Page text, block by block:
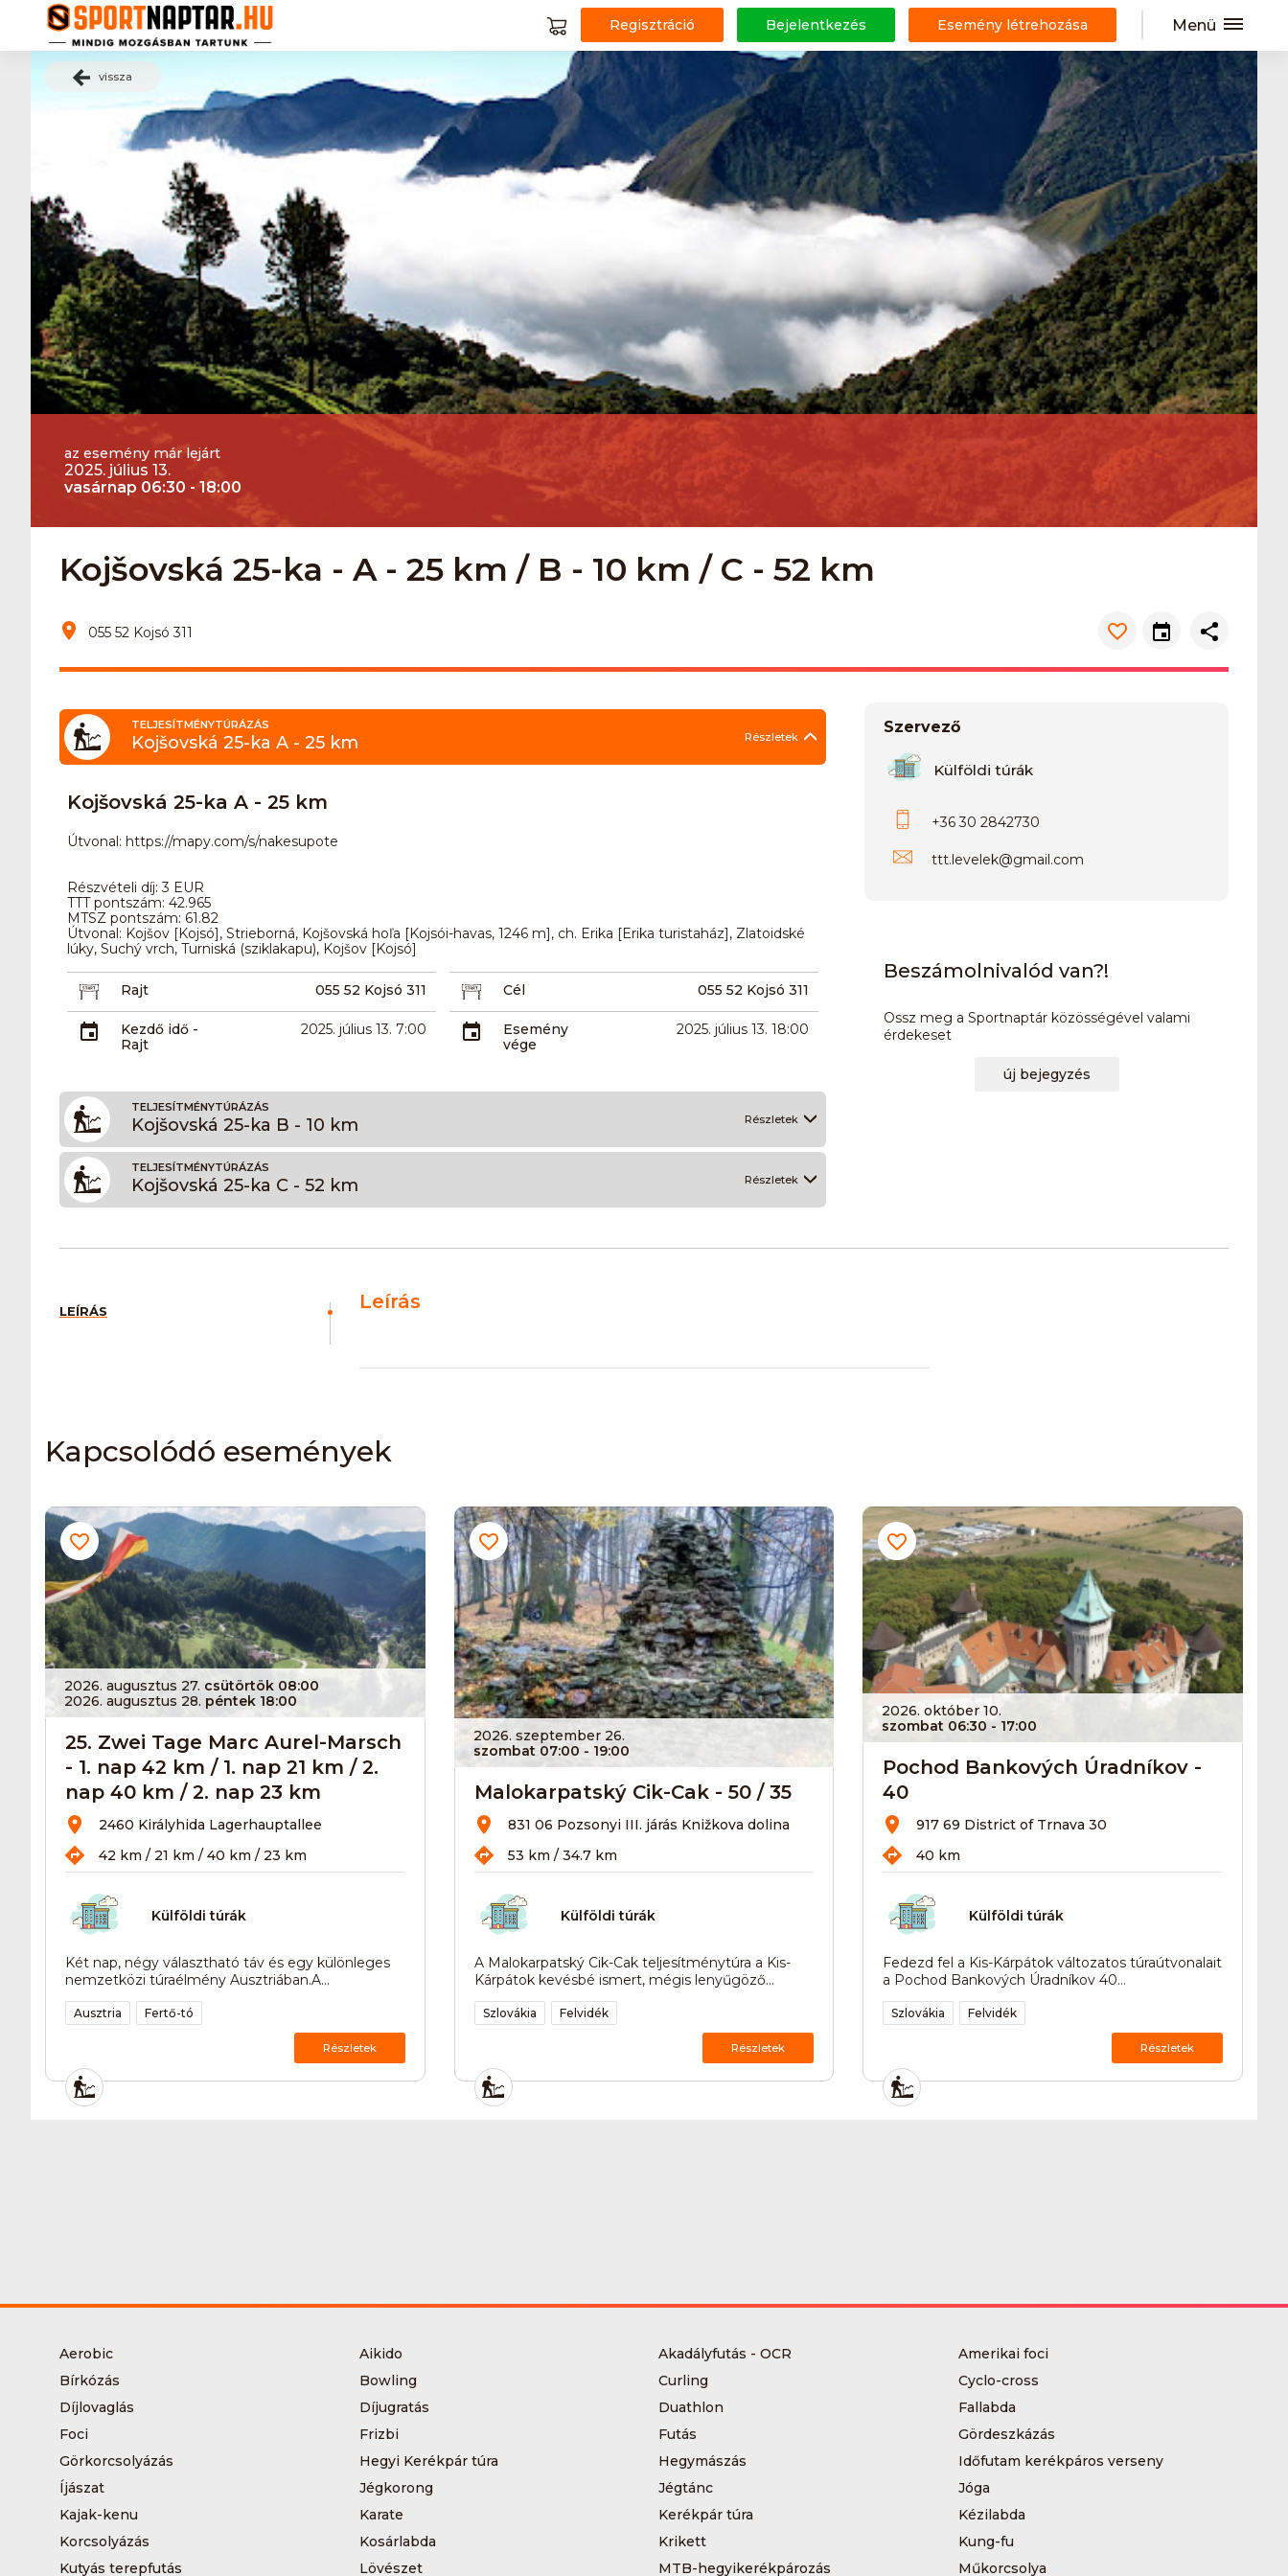
Regisztráció Bejelentkezés Esemény létrehozása Menü
vissza
az esemény már lejárt
2025. július 13.
vasárnap 06:30 - 18:00
Kojšovská 25-ka - A - 25 km / B - 10 km / C - 52 km
055 52 Kojsó 311
TELJESÍTMÉNYTÚRÁZÁS
Kojšovská 25-ka A - 25 km Részletek
Kojšovská 25-ka A - 25 km
Útvonal: https://mapy.com/s/nakesupote
Részvételi díj: 3 EUR
TTT pontszám: 42.965
MTSZ pontszám: 61.82
Útvonal: Kojšov [Kojsó], Strieborná, Kojšovská hoľa [Kojsói-havas, 1246 m], ch. Erika [Erika turistaház], Zlatoidské
lúky, Suchý vrch, Turniská (sziklakapu), Kojšov [Kojsó]
Rajt 055 52 Kojsó 311 Cél 055 52 Kojsó 311
Kezdő idő -
Rajt
2025. július 13. 7:00
Esemény
vége
2025. július 13. 18:00
TELJESÍTMÉNYTÚRÁZÁS
Kojšovská 25-ka B - 10 km Részletek
TELJESÍTMÉNYTÚRÁZÁS
Kojšovská 25-ka C - 52 km Részletek
Szervező
Külföldi túrák
+36 30 2842730
ttt.levelek@gmail.com
Beszámolnivalód van?!
Ossz meg a Sportnaptár közösségével valami
érdekeset
új bejegyzés
LEÍRÁS Leírás
Kapcsolódó események
2026. augusztus 27. csütörtök 08:00
2026. augusztus 28. péntek 18:00
25. Zwei Tage Marc Aurel-Marsch
- 1. nap 42 km / 1. nap 21 km / 2.
nap 40 km / 2. nap 23 km
2460 Királyhida Lagerhauptallee
42 km / 21 km / 40 km / 23 km
Külföldi túrák
Két nap, négy választható táv és egy különleges
nemzetközi túraélmény Ausztriában.A...
Ausztria Fertő-tó
Részletek
2026. szeptember 26.
szombat 07:00 - 19:00
Malokarpatský Cik-Cak - 50 / 35
831 06 Pozsonyi III. járás Knižkova dolina
53 km / 34.7 km
Külföldi túrák
A Malokarpatský Cik-Cak teljesítménytúra a Kis-
Kárpátok kevésbé ismert, mégis lenyűgöző...
Szlovákia Felvidék
Részletek
2026. október 10.
szombat 06:30 - 17:00
Pochod Bankových Úradníkov -
40
917 69 District of Trnava 30
40 km
Külföldi túrák
Fedezd fel a Kis-Kárpátok változatos túraútvonalait
a Pochod Bankových Úradníkov 40...
Szlovákia Felvidék
Részletek
Aerobic Aikido Akadályfutás - OCR
Amerikai foci
Bírkózás
Bowling Curling
Cyclo-cross
Díjlovaglás
Díjugratás Duathlon
Fallabda
Foci
Frizbi Futás
Gördeszkázás
Görkorcsolyázás
Hegyi Kerékpár túra Hegymászás
Időfutam kerékpáros verseny
Íjászat
Jégkorong Jégtánc
Jóga
Kajak-kenu
Karate Kerékpár túra
Kézilabda
Korcsolyázás
Kosárlabda Krikett
Kung-fu
Kutyás terepfutás
Lövészet MTB-hegyikerékpározás Műkorcsolya